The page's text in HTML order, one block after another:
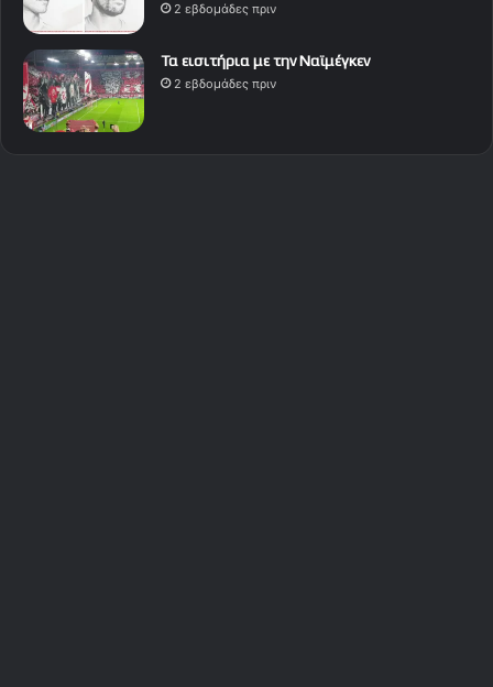
2 εβδομάδες πριν
Τα εισιτήρια με την Ναϊμέγκεν
2 εβδομάδες πριν